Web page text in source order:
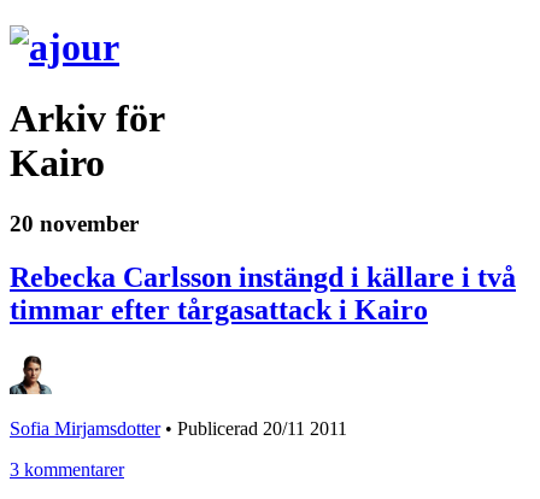
Arkiv för
Kairo
20 november
Rebecka Carlsson instängd i källare i två
timmar efter tårgasattack i Kairo
Sofia Mirjamsdotter• Publicerad 20/11 2011
3 kommentarer